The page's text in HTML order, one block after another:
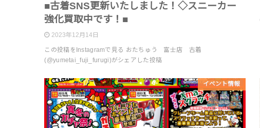
■古着SNS更新いたしました！◇スニーカー
強化買取中です！■
2023年12月14日
この投稿をInstagramで見る おたちゅう 富士店 古着
(@yumetai_fuji_furugi)がシェアした投稿
イベント情報